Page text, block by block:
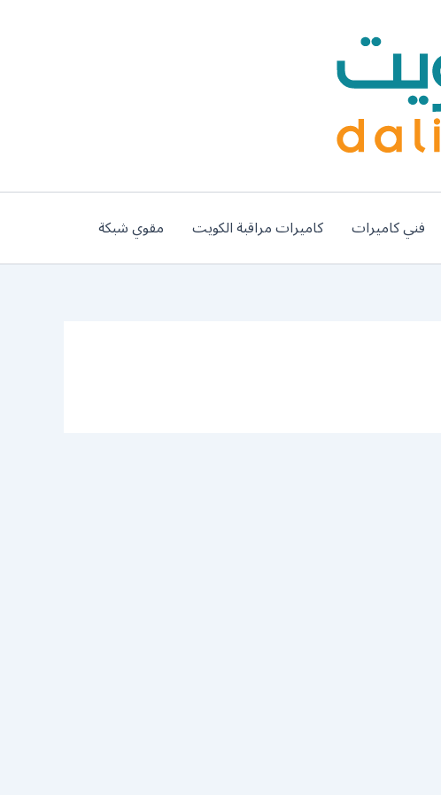
فني كاميرات كاميرات مراقبة الكويت مقوي شبكة